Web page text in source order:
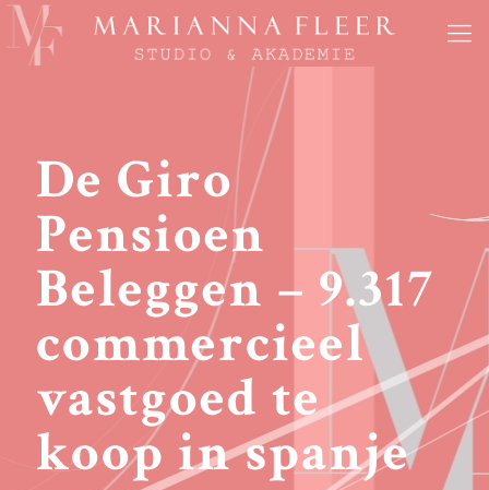
De Giro
Pensioen
Beleggen – 9.317
commercieel
vastgoed te
koop in spanje